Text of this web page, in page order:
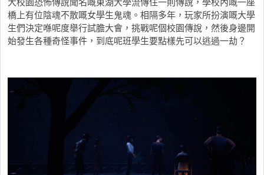
橋上有位陰魂不散嘅女學生鬼魂。相隔多年，玩家所扮演嘅大學
生們決定喺呢度舉行試膽大會，挑戰呢個校園傳說，然後身邊開
始發生各種奇怪事件，到底呢班學生要點樣先可以逃過一劫？